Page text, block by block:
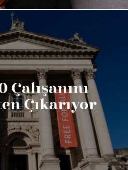
Çalışanını
Çıkarıyor